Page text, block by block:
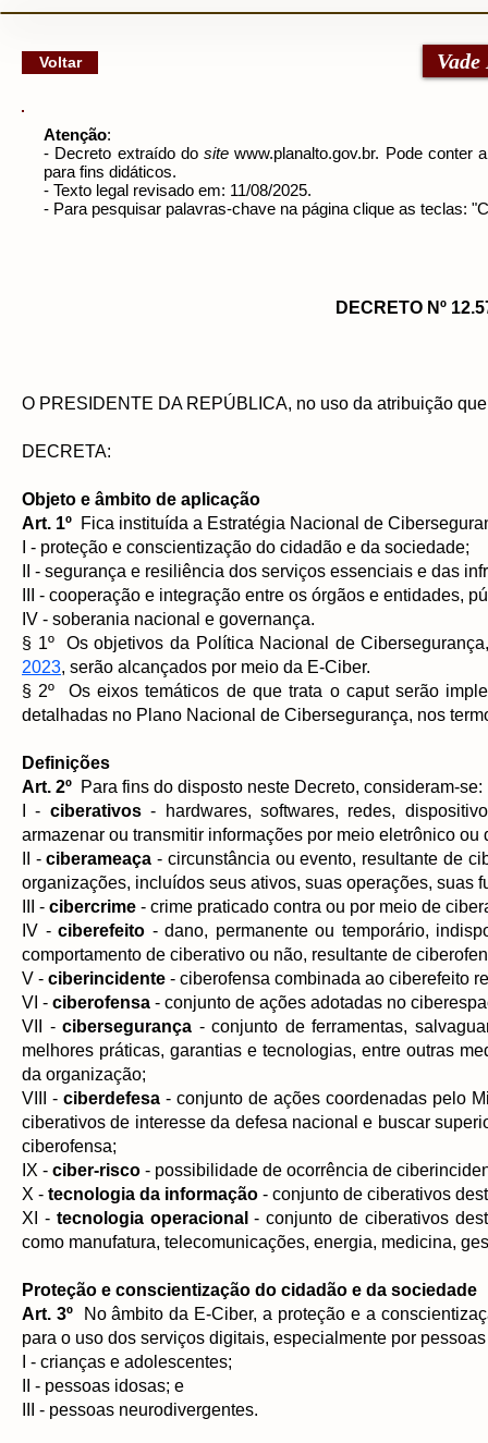
Voltar
Atenção:
- Decreto extraído dosite www.planalto.gov.br. Pode conter
para fins didáticos.
- Texto legal revisado em: 11/08/2025.
- Para pesquisar palavras-chave na página clique as teclas:
DECRETO Nº
O PRESIDENTE DA REPÚBLICA, no uso da atribuição
DECRETA:
Objeto e âmbito de aplicação
Art. 1º Fica instituída a Estratégia Nacional de
I - proteção e conscientização do cidadão e da sociedade;
II - segurança e resiliência dos serviços essenciais e das
III - cooperação e integração entre os órgãos e entidades,
IV - soberania nacional e governança.
§ 1º Os objetivos da Política Nacional de
2023, serão alcançados por meio da E-Ciber.
§ 2º Os eixos temáticos de que trata o caput serão
detalhadas no Plano Nacional de Cibersegurança, nos
Definições
Art. 2º Para fins do disposto neste Decreto, consideram-se:
I - ciberativos- hardwares, softwares, redes,
armazenar ou transmitir informações por meio eletrônico ou
II -ciberameaça- circunstância ou evento, resultante de
organizações, incluídos seus ativos, suas operações, suas
III - cibercrime - crime praticado contra ou por meio de
IV - ciberefeito - dano, permanente ou temporário,
comportamento de ciberativo ou não, resultante de
V - ciberincidente - ciberofensa combinada ao ciberefeito
VI - ciberofensa - conjunto de ações adotadas no
VII -cibersegurança - conjunto de ferramentas,
melhores práticas, garantias e tecnologias, entre outras
da organização;
VIII - ciberdefesa - conjunto de ações coordenadas pelo
ciberativos de interesse da defesa nacional e buscar
ciberofensa;
IX - ciber-risco - possibilidade de ocorrência de
X - tecnologia da informação - conjunto de ciberativos
XI - tecnologia operacional - conjunto de ciberativos
como manufatura, telecomunicações, energia, medicina,
Proteção e conscientização do cidadão e da sociedade
Art. 3ºNo âmbito da E-Ciber, a proteção e a
para o uso dos serviços digitais, especialmente por
I - crianças e adolescentes;
II - pessoas idosas; e
III - pessoas neurodivergentes.